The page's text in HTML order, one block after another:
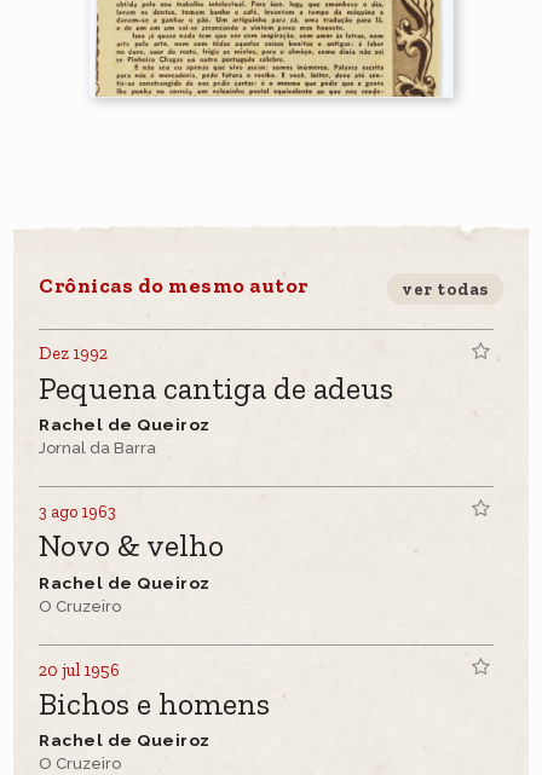
Crônicas do mesmo autor ver todas
Dez 1992
Pequena cantiga de adeus
Rachel de Queiroz
Jornal da Barra
3 ago 1963
Novo & velho
Rachel de Queiroz
O Cruzeiro
20 jul 1956
Bichos e homens
Rachel de Queiroz
O Cruzeiro